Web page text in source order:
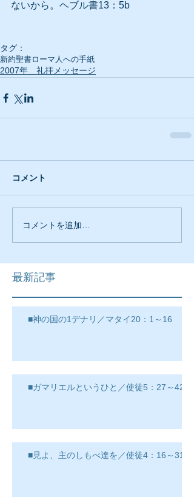
ないから。ヘブル書13：5b
タグ：
新約聖書ローマ人への手紙
2007年 礼拝メッセージ
コメント
コメントを追加…
最新記事
■神の国の1デナリ／マタイ20：1～16
■ガマリエルというひと／使徒5：27～42
■見よ、主のしもべ達を／使徒4：16～31